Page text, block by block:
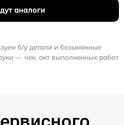
аналоги
б/у детали и безымянные
— чек, акт выполненных работ